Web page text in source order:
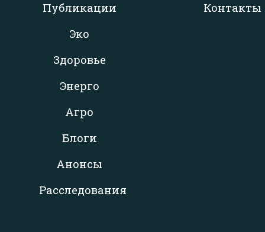
Публикации
Эко
Здоровье
Энерго
Агро
Блоги
Анонсы
Расследования
Контакты